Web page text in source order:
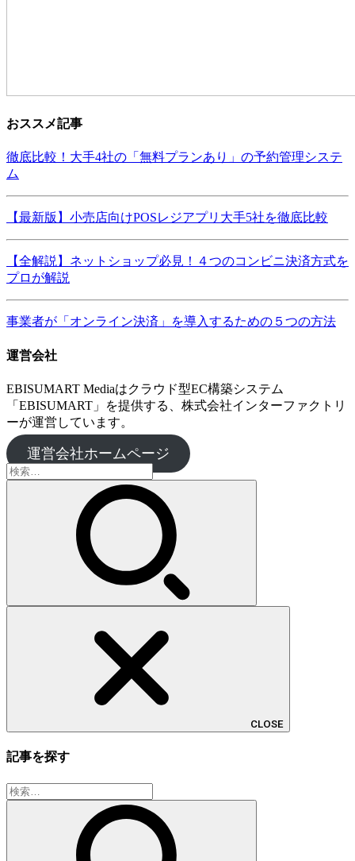
おススメ記事
徹底比較！大手4社の「無料プランあり」の予約管理システ
ム
【最新版】小売店向けPOSレジアプリ大手5社を徹底比較
【全解説】ネットショップ必見！４つのコンビニ決済方式を
プロが解説
事業者が「オンライン決済」を導入するための５つの方法
運営会社
EBISUMART Mediaはクラウド型EC構築システム
「EBISUMART」を提供する、株式会社インターファクトリ
ーが運営しています。
運営会社ホームページ
検
索:
CLOSE
記事を探す
検
索: